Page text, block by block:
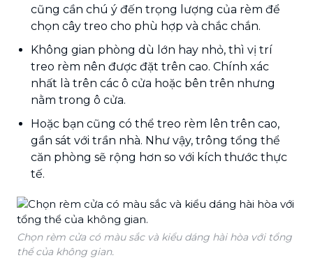
cũng cần chú ý đến trọng lượng của rèm để
chọn cây treo cho phù hợp và chắc chắn.
Không gian phòng dù lớn hay nhỏ, thì vị trí
treo rèm nên được đặt trên cao. Chính xác
nhất là trên các ô cửa hoặc bên trên nhưng
nằm trong ô cửa.
Hoặc bạn cũng có thể treo rèm lên trên cao,
gần sát với trần nhà. Như vậy, trông tổng thể
căn phòng sẽ rộng hơn so với kích thước thực
tế.
Chọn rèm cửa có màu sắc và kiểu dáng hài hòa với tổng
thể của không gian.